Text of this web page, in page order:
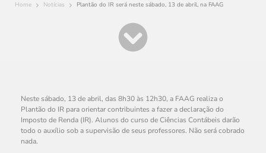
Home Notícias Plantão do IR será neste sábado, 13 de abril, na FAAG
Neste sábado, 13 de abril, das 8h30 às 12h30, a FAAG realiza o
Plantão do IR para orientar contribuintes a fazer a declaração do
Imposto de Renda (IR). Alunos do curso de Ciências Contábeis darão
todo o auxílio sob a supervisão de seus professores. Não será cobrado
nada.